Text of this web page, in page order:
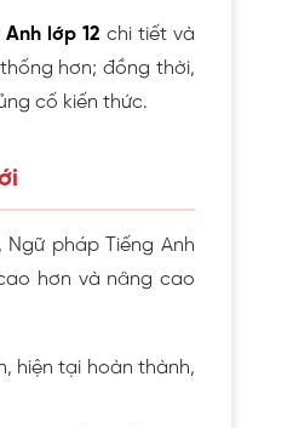
lớp 12 chi tiết và
hơn; đồng thời,
cố kiến thức.
pháp Tiếng Anh
hơn và nâng cao
hiện tại hoàn thành,